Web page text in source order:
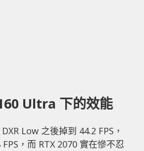
Ultra 下的效能
Low 之後掉到 44.2 FPS，
，而 RTX 2070 實在慘不忍